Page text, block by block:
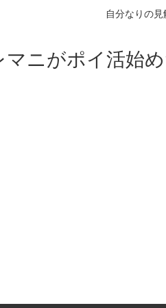
自分なりの見
マニがポイ活始